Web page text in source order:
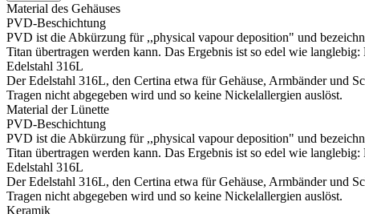
Material des Gehäuses
PVD-Beschichtung
PVD ist die Abkürzung für ,,physical vapour deposition" und
Titan übertragen werden kann. Das Ergebnis ist so edel wie
Edelstahl 316L
Der Edelstahl 316L, den Certina etwa für Gehäuse, Armbänder und
Tragen nicht abgegeben wird und so keine Nickelallergien auslöst.
Material der Lünette
PVD-Beschichtung
PVD ist die Abkürzung für ,,physical vapour deposition" und
Titan übertragen werden kann. Das Ergebnis ist so edel wie
Edelstahl 316L
Der Edelstahl 316L, den Certina etwa für Gehäuse, Armbänder und
Tragen nicht abgegeben wird und so keine Nickelallergien auslöst.
Keramik